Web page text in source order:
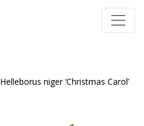
Helleborus niger ‘Christmas Carol’